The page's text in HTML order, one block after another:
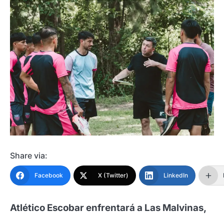
Share via:
Facebook X (Twitter) LinkedIn
Atlético Escobar enfrentará a Las Malvinas,